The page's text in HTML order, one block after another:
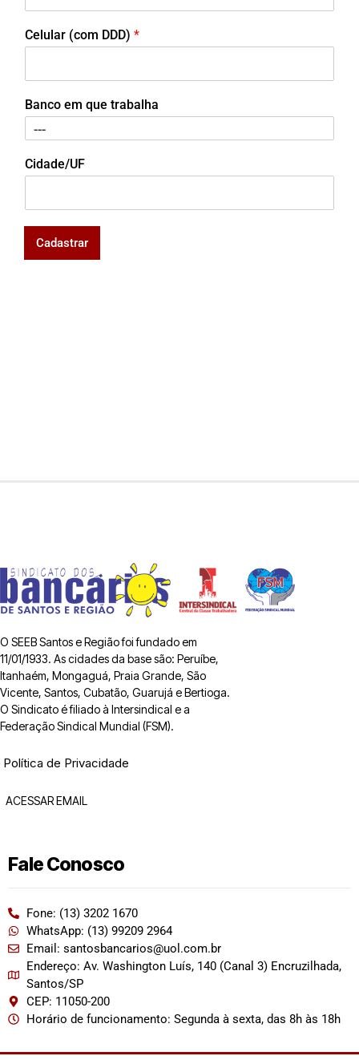
Celular (com DDD) *
Banco em que trabalha
Cidade/UF
Cadastrar
O SEEB Santos e Região foi fundado em
11/01/1933. As cidades da base são: Peruíbe,
Itanhaém, Mongaguá, Praia Grande, São
Vicente, Santos, Cubatão, Guarujá e Bertioga.
O Sindicato é filiado à Intersindical e a
Federação Sindical Mundial (FSM).
Política de Privacidade
ACESSAR EMAIL
Fale Conosco
Fone: (13) 3202 1670
WhatsApp: (13) 99209 2964
Email: santosbancarios@uol.com.br
Endereço: Av. Washington Luís, 140 (Canal 3) Encruzilhada,
Santos/SP
CEP: 11050-200
Horário de funcionamento: Segunda à sexta, das 8h às 18h